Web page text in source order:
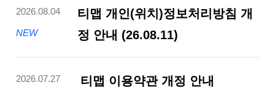
채용 공고 확인하기
티맵 개인(위치)정보처리방침 개
정 안내 (26.08.11)
2026.08.04
NEW
티맵 이용약관 개정 안내
2026.07.27